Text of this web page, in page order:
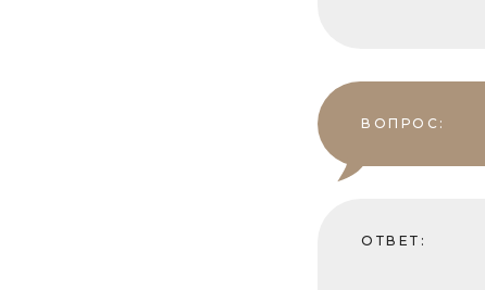
ВОПРОС:
ОТВЕТ: